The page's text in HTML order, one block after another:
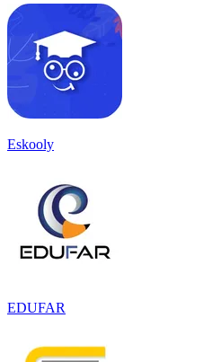
Eskooly
EDUFAR